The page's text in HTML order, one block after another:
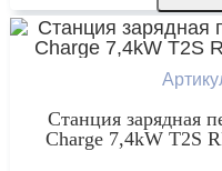
Станция зарядная
Charge 7,4kW T2S